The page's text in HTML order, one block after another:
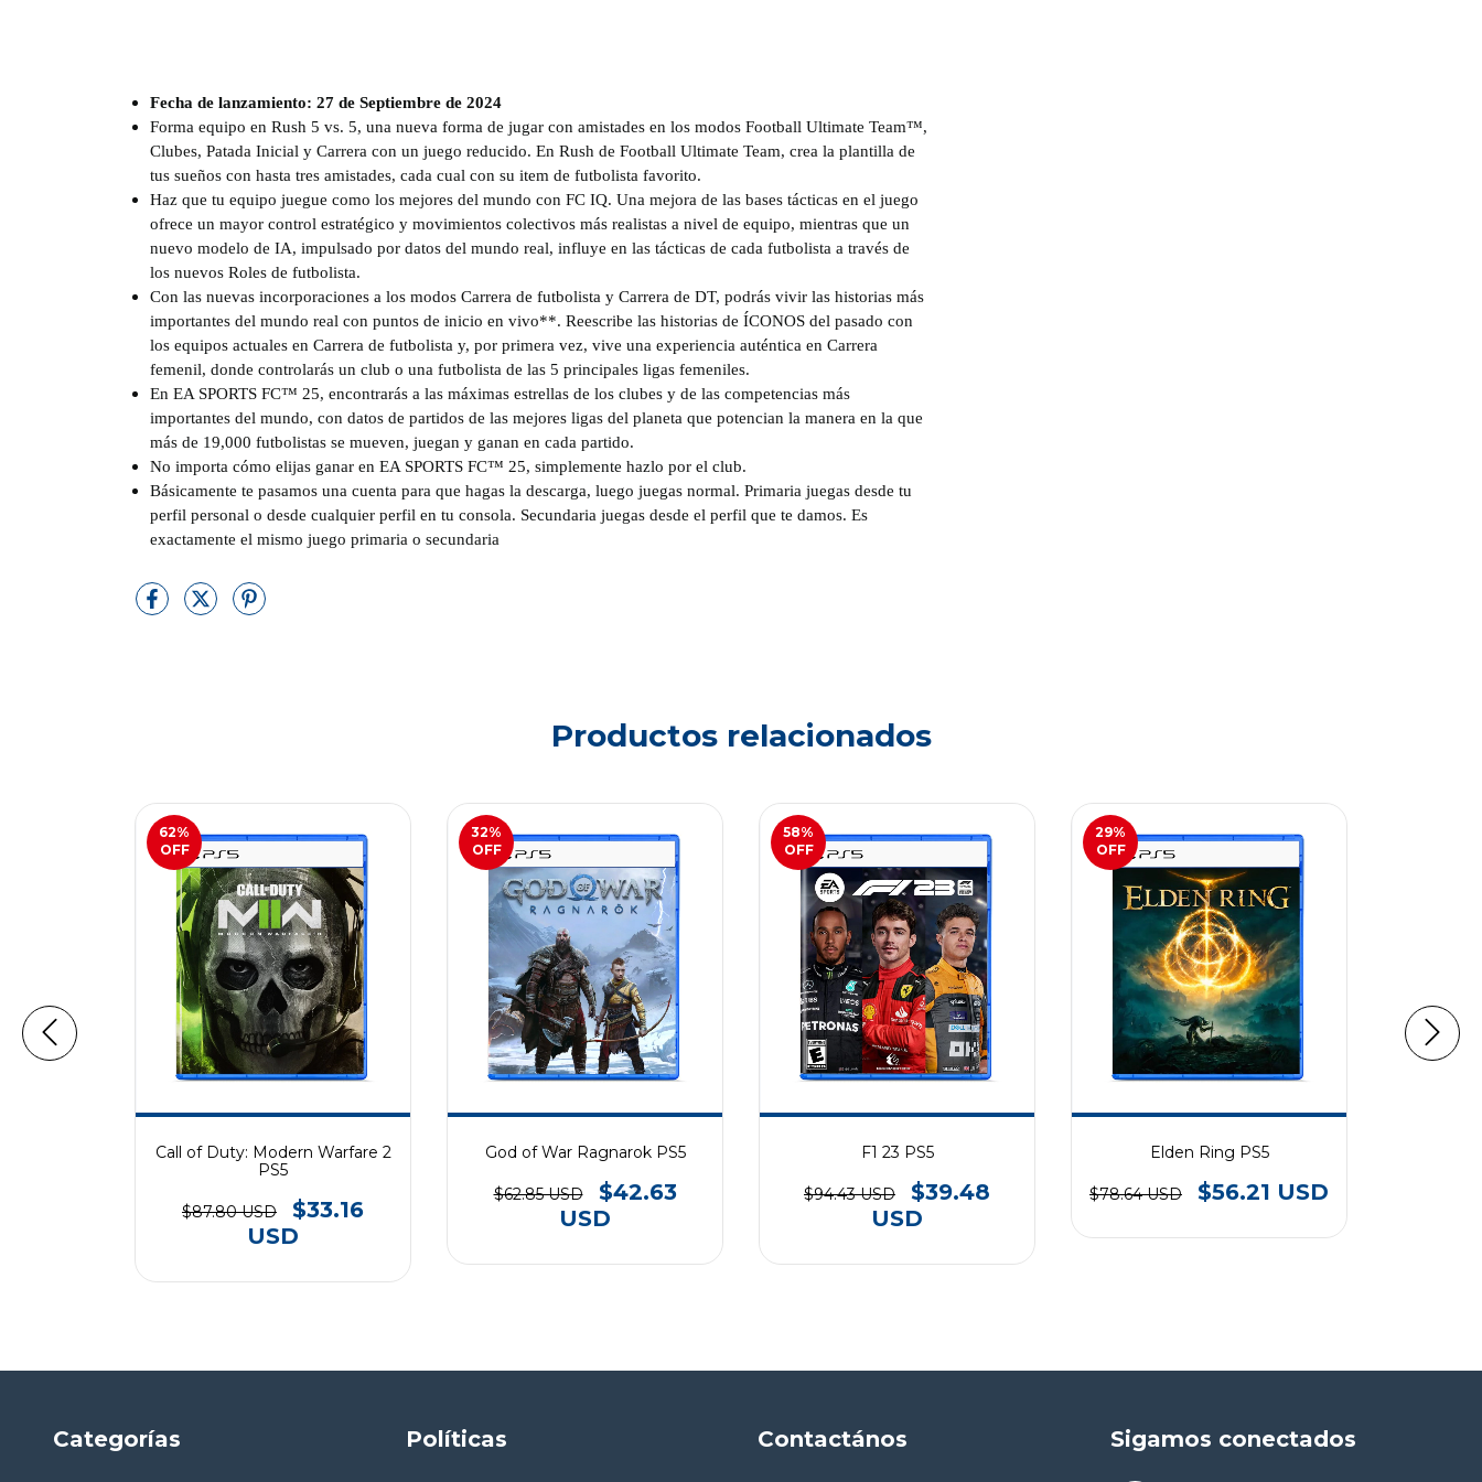
Fecha de lanzamiento: 27 de Septiembre de 2024
Forma equipo en Rush 5 vs. 5, una nueva forma de jugar con amistades en los modos Football Ultimate Team™,
Clubes, Patada Inicial y Carrera con un juego reducido. En Rush de Football Ultimate Team, crea la plantilla de
tus sueños con hasta tres amistades, cada cual con su item de futbolista favorito.
Haz que tu equipo juegue como los mejores del mundo con FC IQ. Una mejora de las bases tácticas en el juego
ofrece un mayor control estratégico y movimientos colectivos más realistas a nivel de equipo, mientras que un
nuevo modelo de IA, impulsado por datos del mundo real, influye en las tácticas de cada futbolista a través de
los nuevos Roles de futbolista.
Con las nuevas incorporaciones a los modos Carrera de futbolista y Carrera de DT, podrás vivir las historias más
importantes del mundo real con puntos de inicio en vivo**. Reescribe las historias de ÍCONOS del pasado con
los equipos actuales en Carrera de futbolista y, por primera vez, vive una experiencia auténtica en Carrera
femenil, donde controlarás un club o una futbolista de las 5 principales ligas femeniles.
En EA SPORTS FC™ 25, encontrarás a las máximas estrellas de los clubes y de las competencias más
importantes del mundo, con datos de partidos de las mejores ligas del planeta que potencian la manera en la que
más de 19,000 futbolistas se mueven, juegan y ganan en cada partido.
No importa cómo elijas ganar en EA SPORTS FC™ 25, simplemente hazlo por el club.
Básicamente te pasamos una cuenta para que hagas la descarga, luego juegas normal. Primaria juegas desde tu
perfil personal o desde cualquier perfil en tu consola. Secundaria juegas desde el perfil que te damos. Es
exactamente el mismo juego primaria o secundaria
Productos relacionados
62%
OFF
Call of Duty: Modern Warfare 2
PS5
$87.80 USD
$33.16
USD
32%
OFF
God of War Ragnarok PS5
$62.85 USD
$42.63
USD
58%
OFF
F1 23 PS5
$94.43 USD
$39.48
USD
29%
OFF
Elden Ring PS5
$78.64 USD $56.21 USD
Categorías Políticas Contactános Sigamos conectados